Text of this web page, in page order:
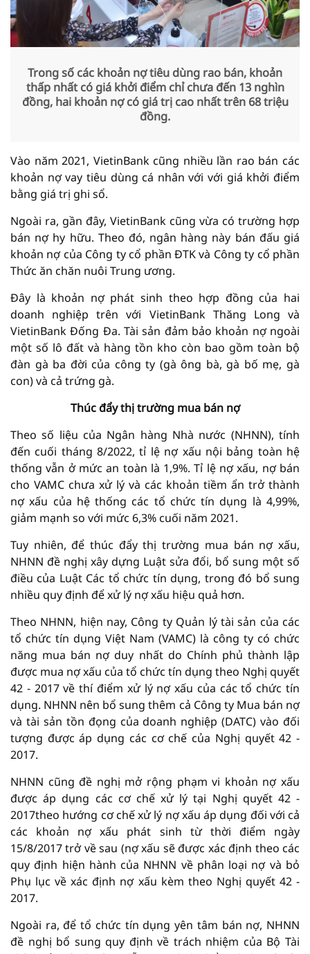
Trong số các khoản nợ tiêu dùng rao bán, khoản
thấp nhất có giá khởi điểm chỉ chưa đến 13 nghìn
đồng, hai khoản nợ có giá trị cao nhất trên 68 triệu
đồng.
Vào năm 2021, VietinBank cũng nhiều lần rao bán các
khoản nợ vay tiêu dùng cá nhân với với giá khởi điểm
bằng giá trị ghi sổ.
Ngoài ra, gần đây, VietinBank cũng vừa có trường hợp
bán nợ hy hữu. Theo đó, ngân hàng này bán đấu giá
khoản nợ của Công ty cổ phần ĐTK và Công ty cổ phần
Thức ăn chăn nuôi Trung ương.
Đây là khoản nợ phát sinh theo hợp đồng của hai
doanh nghiệp trên với VietinBank Thăng Long và
VietinBank Đống Đa. Tài sản đảm bảo khoản nợ ngoài
một số lô đất và hàng tồn kho còn bao gồm toàn bộ
đàn gà ba đời của công ty (gà ông bà, gà bố mẹ, gà
con) và cả trứng gà.
Thúc đẩy thị trường mua bán nợ
Theo số liệu của Ngân hàng Nhà nước (NHNN), tính
đến cuối tháng 8/2022, tỉ lệ nợ xấu nội bảng toàn hệ
thống vẫn ở mức an toàn là 1,9%. Tỉ lệ nợ xấu, nợ bán
cho VAMC chưa xử lý và các khoản tiềm ẩn trở thành
nợ xấu của hệ thống các tổ chức tín dụng là 4,99%,
giảm mạnh so với mức 6,3% cuối năm 2021.
Tuy nhiên, để thúc đẩy thị trường mua bán nợ xấu,
NHNN đề nghị xây dựng Luật sửa đổi, bổ sung một số
điều của Luật Các tổ chức tín dụng, trong đó bổ sung
nhiều quy định để xử lý nợ xấu hiệu quả hơn.
Theo NHNN, hiện nay, Công ty Quản lý tài sản của các
tổ chức tín dụng Việt Nam (VAMC) là công ty có chức
năng mua bán nợ duy nhất do Chính phủ thành lập
được mua nợ xấu của tổ chức tín dụng theo Nghị quyết
42 - 2017 về thí điểm xử lý nợ xấu của các tổ chức tín
dụng. NHNN nên bổ sung thêm cả Công ty Mua bán nợ
và tài sản tồn đọng của doanh nghiệp (DATC) vào đối
tượng được áp dụng các cơ chế của Nghị quyết 42 -
2017.
NHNN cũng đề nghị mở rộng phạm vi khoản nợ xấu
được áp dụng các cơ chế xử lý tại Nghị quyết 42 -
2017theo hướng cơ chế xử lý nợ xấu áp dụng đối với cả
các khoản nợ xấu phát sinh từ thời điểm ngày
15/8/2017 trở về sau (nợ xấu sẽ được xác định theo các
quy định hiện hành của NHNN về phân loại nợ và bỏ
Phụ lục về xác định nợ xấu kèm theo Nghị quyết 42 -
2017.
Ngoài ra, để tổ chức tín dụng yên tâm bán nợ, NHNN
đề nghị bổ sung quy định về trách nhiệm của Bộ Tài